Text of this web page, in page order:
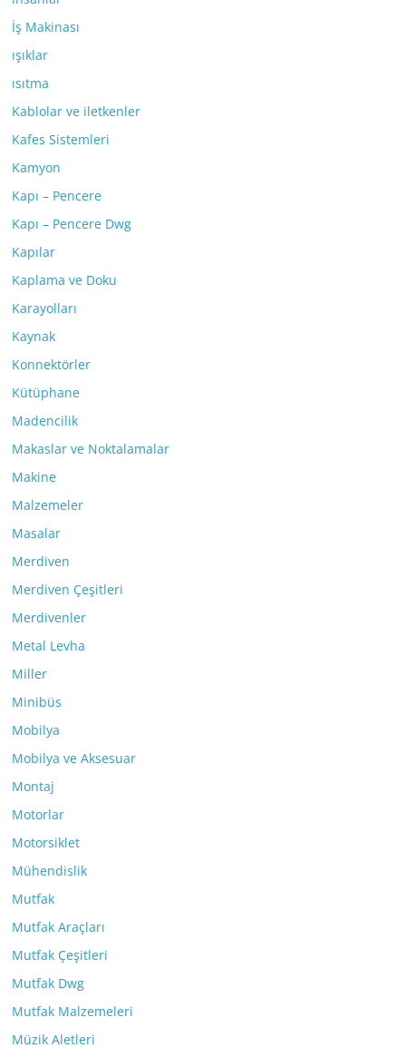
İş Makinası
ışıklar
ısıtma
Kablolar ve iletkenler
Kafes Sistemleri
Kamyon
Kapı – Pencere
Kapı – Pencere Dwg
Kapılar
Kaplama ve Doku
Karayolları
Kaynak
Konnektörler
Kütüphane
Madencilik
Makaslar ve Noktalamalar
Makine
Malzemeler
Masalar
Merdiven
Merdiven Çeşitleri
Merdivenler
Metal Levha
Miller
Minibüs
Mobilya
Mobilya ve Aksesuar
Montaj
Motorlar
Motorsiklet
Mühendislik
Mutfak
Mutfak Araçları
Mutfak Çeşitleri
Mutfak Dwg
Mutfak Malzemeleri
Müzik Aletleri